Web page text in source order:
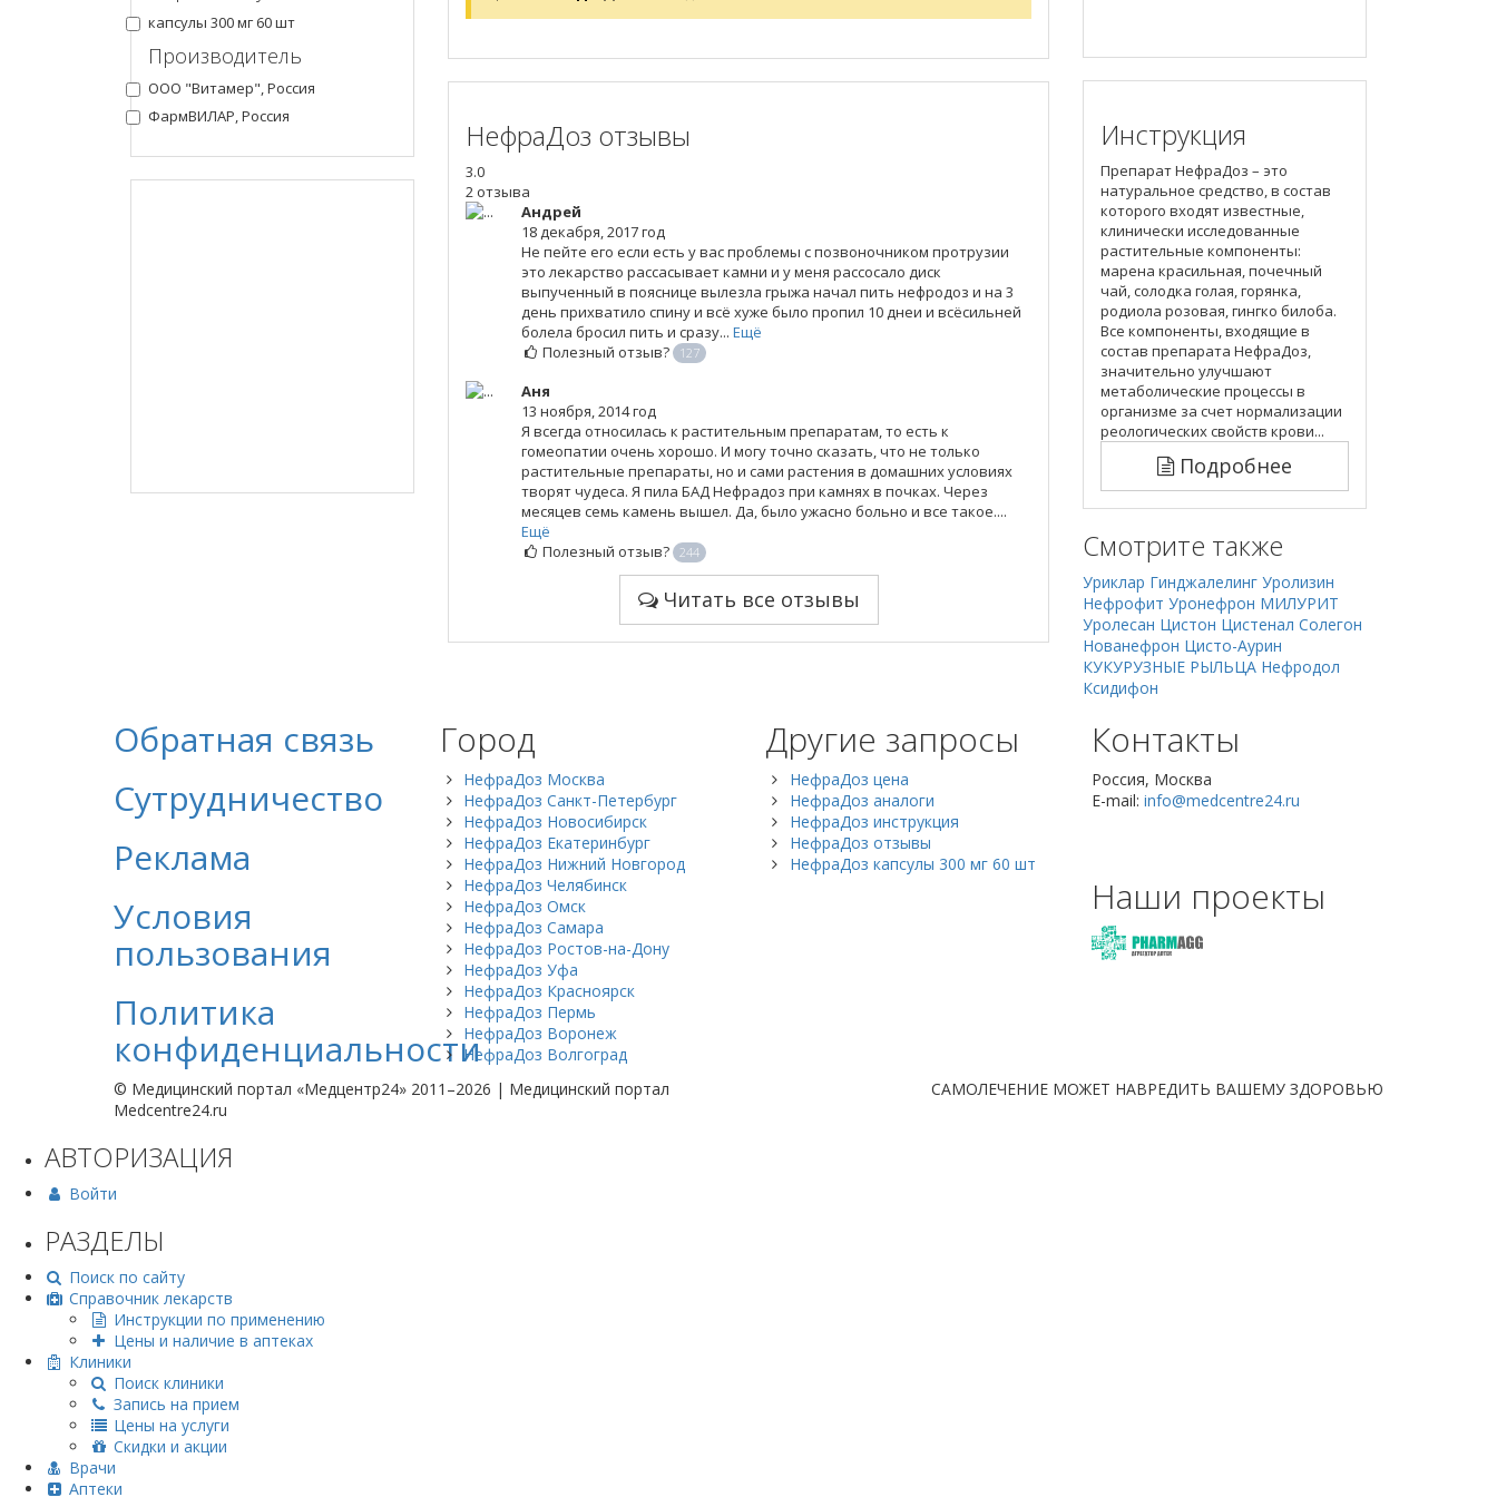
капсулы 300 мг 60 шт
Производитель
ООО "Витамер", Россия
ФармВИЛАР, Россия
НефраДоз отзывы
3.0
2 отзыва
Андрей
18 декабря, 2017 год
Не пейте его если есть у вас проблемы с позвоночником протрузии
это лекарство рассасывает камни и у меня рассосало диск
выпученный в пояснице вылезла грыжа начал пить нефродоз и на 3
день прихватило спину и всё хуже было пропил 10 днеи и всёсильней
болела бросил пить и сразу... Ещё
Полезный отзыв? 127
Аня
13 ноября, 2014 год
Я всегда относилась к растительным препаратам, то есть к
гомеопатии очень хорошо. И могу точно сказать, что не только
растительные препараты, но и сами растения в домашних условиях
творят чудеса. Я пила БАД Нефрадоз при камнях в почках. Через
месяцев семь камень вышел. Да, было ужасно больно и все такое....
Ещё
Полезный отзыв? 244
Читать все отзывы
Инструкция
Препарат НефраДоз – это
натуральное средство, в состав
которого входят известные,
клинически исследованные
растительные компоненты:
марена красильная, почечный
чай, солодка голая, горянка,
родиола розовая, гингко билоба.
Все компоненты, входящие в
состав препарата НефраДоз,
значительно улучшают
метаболические процессы в
организме за счет нормализации
реологических свойств крови...
Подробнее
Смотрите также
Уриклар Гинджалелинг Уролизин
Нефрофит Уронефрон МИЛУРИТ
Уролесан Цистон Цистенал Солегон
Нованефрон Цисто-Аурин
КУКУРУЗНЫЕ РЫЛЬЦА Нефродол
Ксидифон
Обратная связь
Сутрудничество
Реклама
Условия
пользования
Политика
конфиденциальности
Город
НефраДоз Москва
НефраДоз Санкт-Петербург
НефраДоз Новосибирск
НефраДоз Екатеринбург
НефраДоз Нижний Новгород
НефраДоз Челябинск
НефраДоз Омск
НефраДоз Самара
НефраДоз Ростов-на-Дону
НефраДоз Уфа
НефраДоз Красноярск
НефраДоз Пермь
НефраДоз Воронеж
НефраДоз Волгоград
Другие запросы
НефраДоз цена
НефраДоз аналоги
НефраДоз инструкция
НефраДоз отзывы
НефраДоз капсулы 300 мг 60 шт
Контакты
Россия, Москва
E-mail: info@medcentre24.ru
Наши проекты
© Медицинский портал «Медцентр24» 2011–2026 | Медицинский портал
Medcentre24.ru
САМОЛЕЧЕНИЕ МОЖЕТ НАВРЕДИТЬ ВАШЕМУ ЗДОРОВЬЮ
АВТОРИЗАЦИЯ
Войти
РАЗДЕЛЫ
Поиск по сайту
Справочник лекарств
Инструкции по применению
Цены и наличие в аптеках
Клиники
Поиск клиники
Запись на прием
Цены на услуги
Скидки и акции
Врачи
Аптеки